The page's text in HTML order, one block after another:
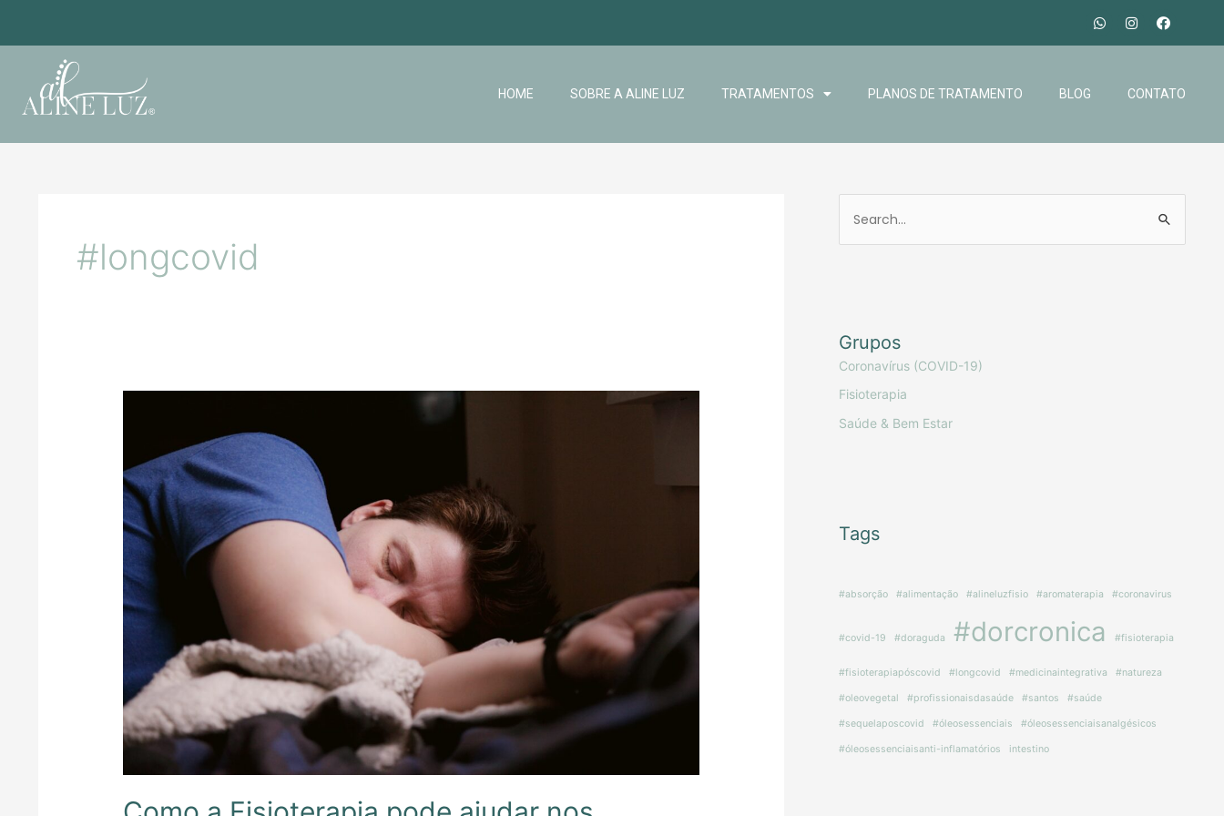
HOME SOBRE A ALINE LUZ TRATAMENTOS PLANOS DE TRATAMENTO BLOG CONTATO
#longcovid
Grupos
Coronavírus (COVID-19)
Fisioterapia
Saúde & Bem Estar
Tags
#absorção #alimentação #alineluzfisio #aromaterapia #coronavirus
#covid-19 #doraguda #dorcronica #fisioterapia
#fisioterapiapóscovid #longcovid #medicinaintegrativa #natureza
#oleovegetal #profissionaisdasaúde #santos #saúde
#sequelaposcovid #óleosessenciais #óleosessenciaisanalgésicos
#óleosessenciaisanti-inflamatórios intestino